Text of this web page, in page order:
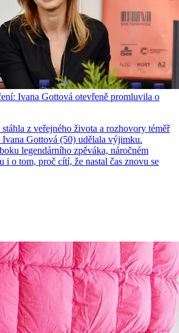
Ivana Gottová otevřeně promluvila o
z veřejného života a rozhovory téměř
Gottová (50) udělala výjimku.
legendárního zpěváka, náročném
i o tom, proč cítí, že nastal čas znovu se